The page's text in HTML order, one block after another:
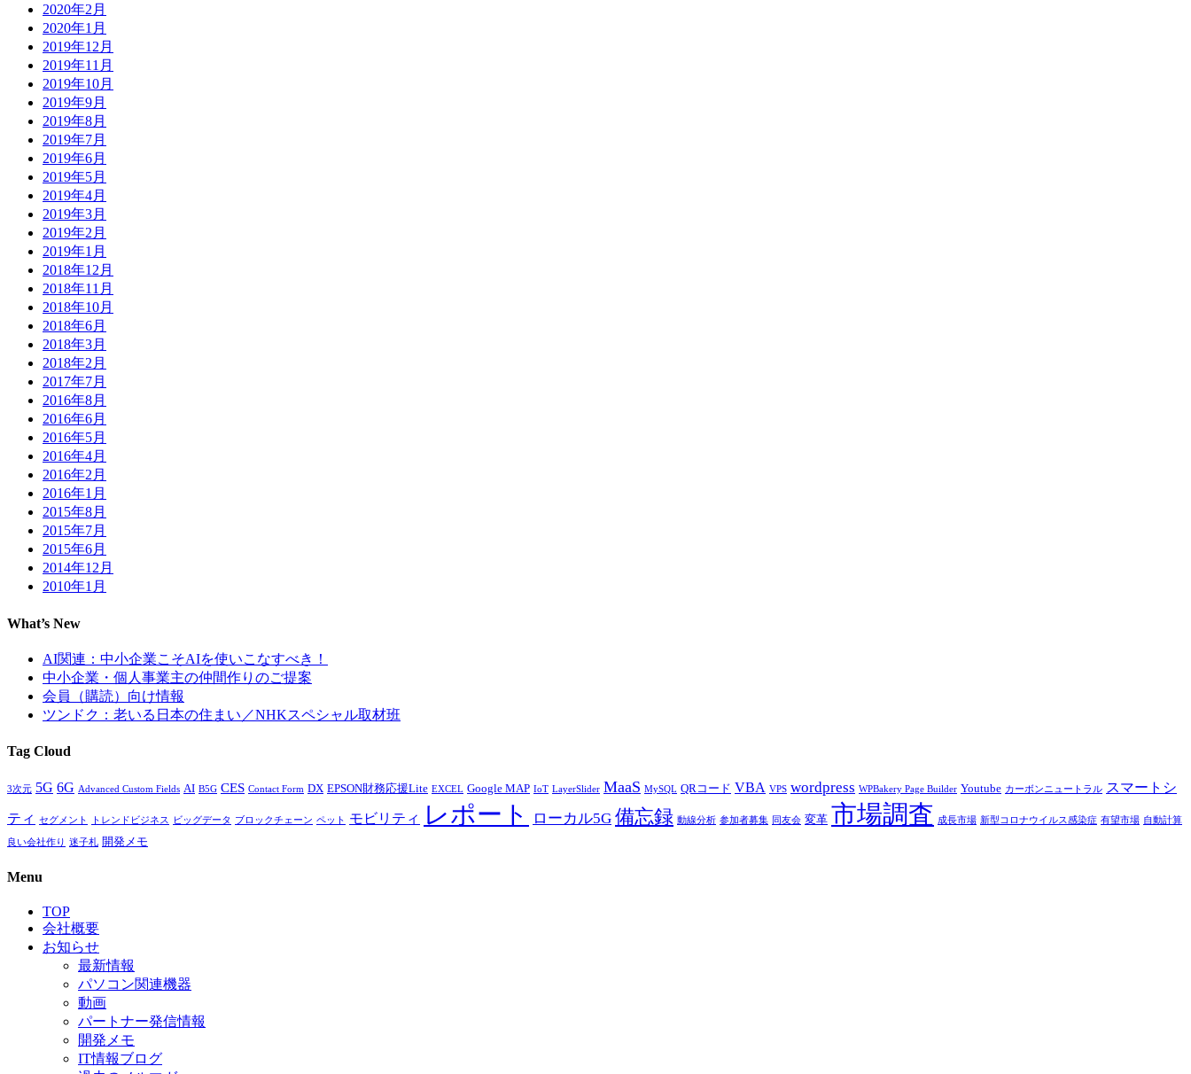
2020年2月
2020年1月
2019年12月
2019年11月
2019年10月
2019年9月
2019年8月
2019年7月
2019年6月
2019年5月
2019年4月
2019年3月
2019年2月
2019年1月
2018年12月
2018年11月
2018年10月
2018年6月
2018年3月
2018年2月
2017年7月
2016年8月
2016年6月
2016年5月
2016年4月
2016年2月
2016年1月
2015年8月
2015年7月
2015年6月
2014年12月
2010年1月
What’s New
AI関連：中小企業こそAIを使いこなすべき！
中小企業・個人事業主の仲間作りのご提案
会員（購読）向け情報
ツンドク：老いる日本の住まい／NHKスペシャル取材班
Tag Cloud
3次元 5G 6G Advanced Custom Fields AI B5G CES Contact Form DX EPSON財務応援Lite EXCEL Google MAP IoT LayerSlider MaaS MySQL QRコード VBA VPS wordpress WPBakery Page Builder Youtube カーボンニュートラル スマートシ
ティ セグメント トレンドビジネス ビッグデータ ブロックチェーン ペット モビリティ レポート ローカル5G 備忘録 動線分析 参加者募集 同友会 変革 市場調査 成長市場 新型コロナウイルス感染症 有望市場 自動計算
良い会社作り 迷子札 開発メモ
Menu
TOP
会社概要
お知らせ
最新情報
パソコン関連機器
動画
パートナー発信情報
開発メモ
IT情報ブログ